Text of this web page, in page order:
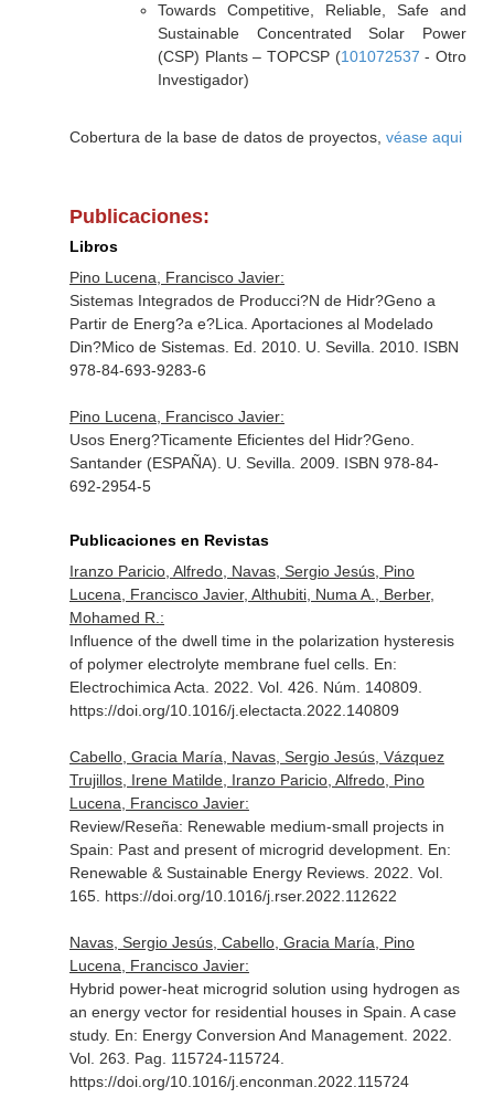
Towards Competitive, Reliable, Safe and
Sustainable Concentrated Solar Power
(CSP) Plants – TOPCSP (101072537 - Otro
Investigador)
Cobertura de la base de datos de proyectos, véase aqui
Publicaciones:
Libros
Pino Lucena, Francisco Javier:
Sistemas Integrados de Producci?N de Hidr?Geno a
Partir de Energ?a e?Lica. Aportaciones al Modelado
Din?Mico de Sistemas. Ed. 2010. U. Sevilla. 2010. ISBN
978-84-693-9283-6
Pino Lucena, Francisco Javier:
Usos Energ?Ticamente Eficientes del Hidr?Geno.
Santander (ESPAÑA). U. Sevilla. 2009. ISBN 978-84-
692-2954-5
Publicaciones en Revistas
Iranzo Paricio, Alfredo, Navas, Sergio Jesús, Pino
Lucena, Francisco Javier, Althubiti, Numa A., Berber,
Mohamed R.:
Influence of the dwell time in the polarization hysteresis
of polymer electrolyte membrane fuel cells. En:
Electrochimica Acta . 2022. Vol. 426. Núm. 140809.
https://doi.org/10.1016/j.electacta.2022.140809
Cabello, Gracia María, Navas, Sergio Jesús, Vázquez
Trujillos, Irene Matilde, Iranzo Paricio, Alfredo, Pino
Lucena, Francisco Javier:
Review/Reseña: Renewable medium-small projects in
Spain: Past and present of microgrid development. En:
Renewable & Sustainable Energy Reviews. 2022. Vol.
165. https://doi.org/10.1016/j.rser.2022.112622
Navas, Sergio Jesús, Cabello, Gracia María, Pino
Lucena, Francisco Javier:
Hybrid power-heat microgrid solution using hydrogen as
an energy vector for residential houses in Spain. A case
study. En: Energy Conversion And Management. 2022.
Vol. 263. Pag. 115724-115724.
https://doi.org/10.1016/j.enconman.2022.115724